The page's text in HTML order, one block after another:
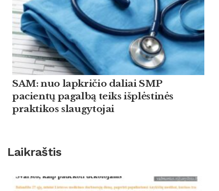
SAM: nuo lapkričio daliai SMP
pacientų pagalbą teiks išplėstinės
praktikos slaugytojai
Laikraštis